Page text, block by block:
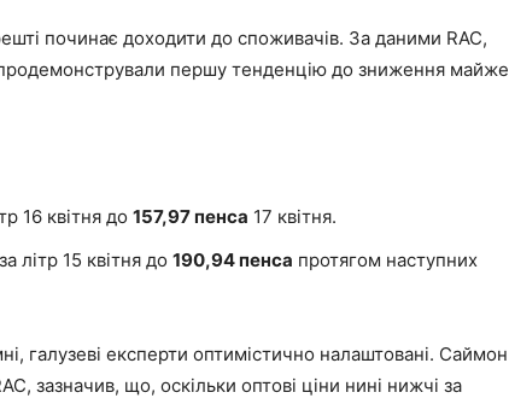
починає доходити до споживачів. За даними RAC,
першу тенденцію до зниження майже
16 квітня до 157,97 пенса 17 квітня.
за літр 15 квітня до 190,94 пенса протягом наступних
галузеві експерти оптимістично налаштовані. Саймон
зазначив, що, оскільки оптові ціни нині нижчі за